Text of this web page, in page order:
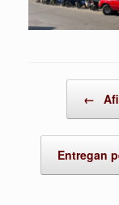
←
Entregan